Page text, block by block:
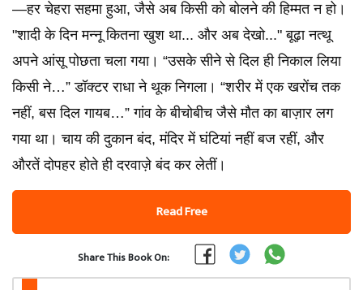
—हर चेहरा सहमा हुआ, जैसे अब किसी को बोलने की हिम्मत न हो।
"शादी के दिन मन्नू कितना खुश था... और अब देखो..." बूढ़ा नत्थू
अपने आंसू पोछता चला गया। “उसके सीने से दिल ही निकाल लिया
किसी ने…” डॉक्टर राधा ने थूक निगला। “शरीर में एक खरोंच तक
नहीं, बस दिल गायब…” गांव के बीचोबीच जैसे मौत का बाज़ार लग
गया था। चाय की दुकान बंद, मंदिर में घंटियां नहीं बज रहीं, और
औरतें दोपहर होते ही दरवाज़े बंद कर लेतीं।
Read Free
Share This Book On: